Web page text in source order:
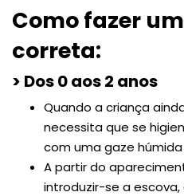
Como fazer
correta:
> Dos 0 aos 2 anos
Quando a criança
necessita que se
com uma gaze húmida
A partir do
introduzir-se a